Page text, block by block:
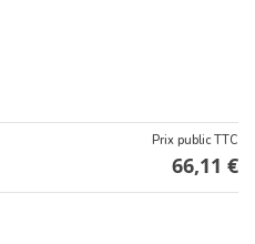
Prix public TTC
66,11 €